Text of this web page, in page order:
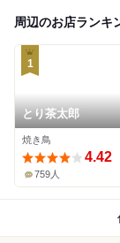
周辺のお店ランキ
1
とり茶太郎
焼き鳥
4.42
759人